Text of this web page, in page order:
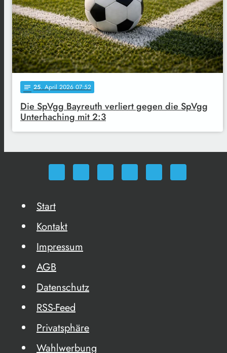
notes 25. April 2026 07:52
Die SpVgg Bayreuth verliert gegen die SpVgg
Unterhaching mit 2:3
Start
Kontakt
Impressum
AGB
Datenschutz
RSS-Feed
Privatsphäre
Wahlwerbung